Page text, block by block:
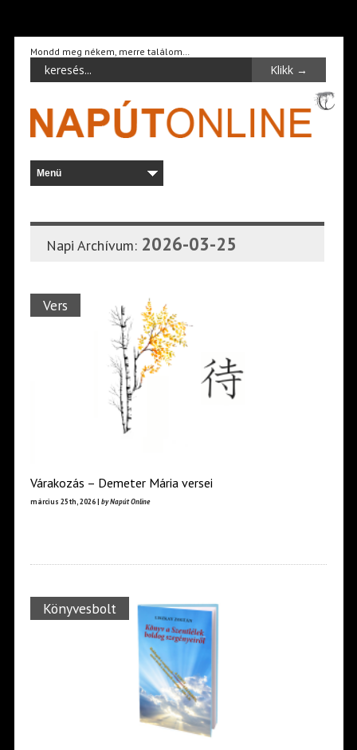
Mondd meg nékem, merre találom…
Napi Archívum: 2026-03-25
Vers
Várakozás – Demeter Mária versei
március 25th, 2026 | by Napút Online
Könyvesbolt